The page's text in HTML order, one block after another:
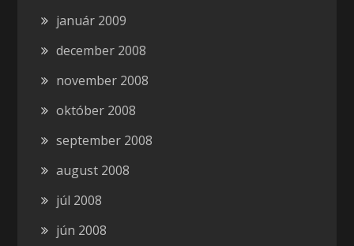
január 2009
december 2008
november 2008
október 2008
september 2008
august 2008
júl 2008
jún 2008